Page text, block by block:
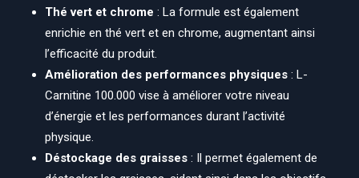
Thé vert et chrome : La formule est également
enrichie en thé vert et en chrome, augmentant ainsi
l’efficacité du produit.
Amélioration des performances physiques : L-
Carnitine 100.000 vise à améliorer votre niveau
d’énergie et les performances durant l’activité
physique.
Déstockage des graisses : Il permet également de